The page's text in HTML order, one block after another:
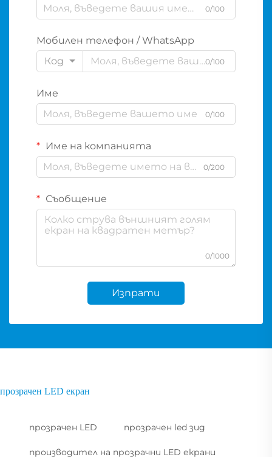
0/100
Мобилен телефон / WhatsApp
Код
0/100
Име
0/100
Име на компанията
0/200
Съобщение
0/1000
Изпрати
прозрачен LED екран
прозрачен LED прозрачен led зид
производител на прозрачни LED екрани